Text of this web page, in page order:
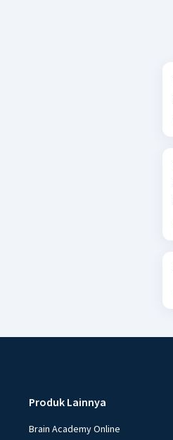
Produk Lainnya
Brain Academy Online